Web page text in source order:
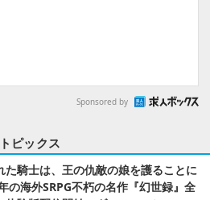
Sponsored by
トピックス
た騎士は、王の仇敵の娘を護ることに
海外SRPG不朽の名作『幻世録』全